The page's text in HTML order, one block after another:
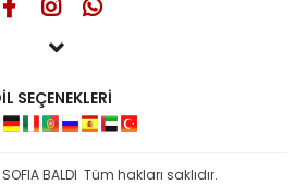
SEÇENEKLERİ
BALDI Tüm hakları saklıdır.